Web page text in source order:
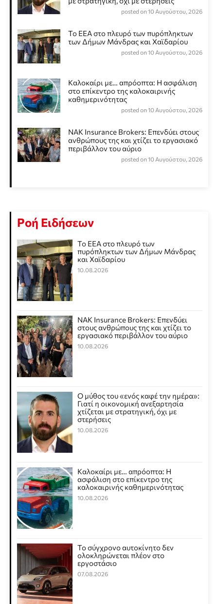
posted on 10 Αυγούστου, 2026
Το ΕΕΑ στο πλευρό των πυρόπληκτων
των Δήμων Μάνδρας και Χαϊδαρίου
posted on 10 Αυγούστου, 2026
Καλοκαίρι με… απρόοπτα: Η ασφάλιση
στο επίκεντρο της καλοκαιρινής
καθημερινότητας
posted on 10 Αυγούστου, 2026
NAK Insurance Brokers: Επενδύει στους
ανθρώπους της και χτίζει το εργασιακό
περιβάλλον του αύριο
posted on 10 Αυγούστου, 2026
Ροή Ειδήσεων
Το ΕΕΑ στο πλευρό των
πυρόπληκτων των Δήμων Μάνδρας
και Χαϊδαρίου
10.08.2026
NAK Insurance Brokers: Επενδύει
στους ανθρώπους της και χτίζει το
εργασιακό περιβάλλον του αύριο
10.08.2026
Ο μύθος του «ενός καφέ την ημέρα»:
Γιατί η οικονομική ανεξαρτησία
χτίζεται με στρατηγική, όχι με
στερήσεις
10.08.2026
Καλοκαίρι με… απρόοπτα: Η
ασφάλιση στο επίκεντρο της
καλοκαιρινής καθημερινότητας
10.08.2026
Το σύγχρονο αυτοκίνητο δεν
ολοκληρώνεται πλέον στο
εργοστάσιο
07.08.2026